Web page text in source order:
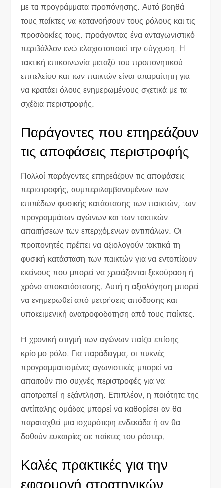
με τα προγράμματα προπόνησης. Αυτό βοηθά
τους παίκτες να κατανοήσουν τους ρόλους και τις
προσδοκίες τους, προάγοντας ένα ανταγωνιστικό
περιβάλλον ενώ ελαχιστοποιεί την σύγχυση. Η
τακτική επικοινωνία μεταξύ του προπονητικού
επιτελείου και των παικτών είναι απαραίτητη για
να κρατάει όλους ενημερωμένους σχετικά με τα
σχέδια περιστροφής.
Παράγοντες που επηρεάζουν
τις αποφάσεις περιστροφής
Πολλοί παράγοντες επηρεάζουν τις αποφάσεις
περιστροφής, συμπεριλαμβανομένων των
επιπέδων φυσικής κατάστασης των παικτών, των
προγραμμάτων αγώνων και των τακτικών
απαιτήσεων των επερχόμενων αντιπάλων. Οι
προπονητές πρέπει να αξιολογούν τακτικά τη
φυσική κατάσταση των παικτών για να εντοπίζουν
εκείνους που μπορεί να χρειάζονται ξεκούραση ή
χρόνο αποκατάστασης. Αυτή η αξιολόγηση μπορεί
να ενημερωθεί από μετρήσεις απόδοσης και
υποκειμενική ανατροφοδότηση από τους παίκτες.
Η χρονική στιγμή των αγώνων παίζει επίσης
κρίσιμο ρόλο. Για παράδειγμα, οι πυκνές
προγραμματισμένες αγωνιστικές μπορεί να
απαιτούν πιο συχνές περιστροφές για να
αποτραπεί η εξάντληση. Επιπλέον, η ποιότητα της
αντίπαλης ομάδας μπορεί να καθορίσει αν θα
παραταχθεί μια ισχυρότερη ενδεκάδα ή αν θα
δοθούν ευκαιρίες σε παίκτες του ρόστερ.
Καλές πρακτικές για την